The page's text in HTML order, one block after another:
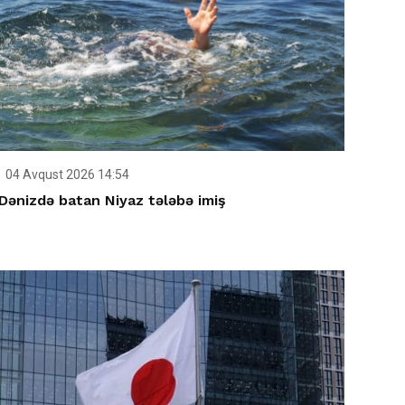
04 Avqust 2026 14:54
batan Niyaz tələbə imiş